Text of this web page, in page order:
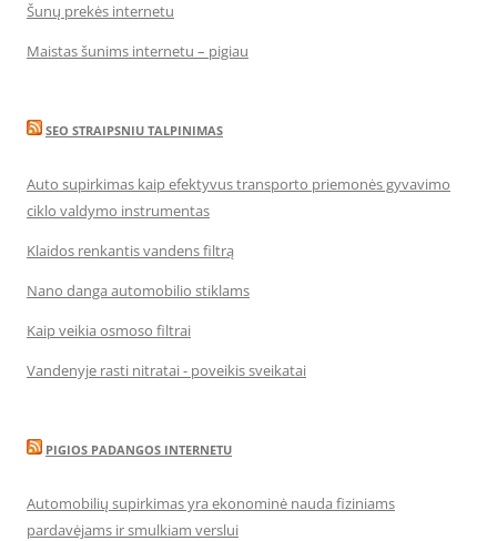
Šunų prekės internetu
Maistas šunims internetu – pigiau
SEO STRAIPSNIU TALPINIMAS
Auto supirkimas kaip efektyvus transporto priemonės gyvavimo
ciklo valdymo instrumentas
Klaidos renkantis vandens filtrą
Nano danga automobilio stiklams
Kaip veikia osmoso filtrai
Vandenyje rasti nitratai - poveikis sveikatai
PIGIOS PADANGOS INTERNETU
Automobilių supirkimas yra ekonominė nauda fiziniams
pardavėjams ir smulkiam verslui